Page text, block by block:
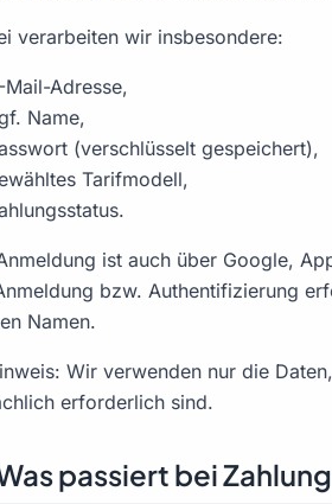
verarbeiten wir insbesondere:
Mail-Adresse,
Name,
(verschlüsselt gespeichert),
Tarifmodell,
ist auch über Google,
bzw. Authentifizierung
Namen.
Wir verwenden nur die
erforderlich sind.
passiert bei